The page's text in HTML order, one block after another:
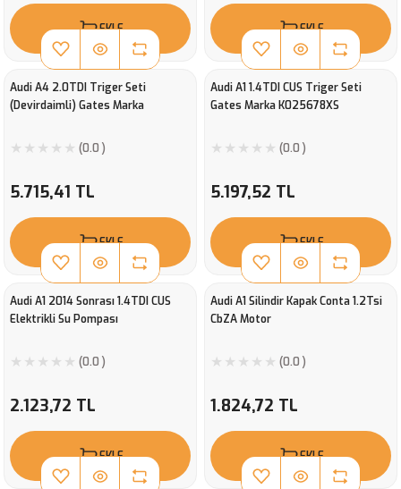
EKLE EKLE
Audi A4 2.0TDI Triger Seti
(Devirdaimli) Gates Marka
(0.0 )
5.715,41 TL
EKLE
Audi A1 1.4TDI CUS Triger Seti
Gates Marka K025678XS
(0.0 )
5.197,52 TL
EKLE
Audi A1 2014 Sonrası 1.4TDI CUS
Elektrikli Su Pompası
(0.0 )
2.123,72 TL
EKLE
Audi A1 Silindir Kapak Conta 1.2Tsi
CbZA Motor
(0.0 )
1.824,72 TL
EKLE